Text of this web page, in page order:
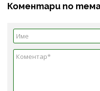
Коментари по